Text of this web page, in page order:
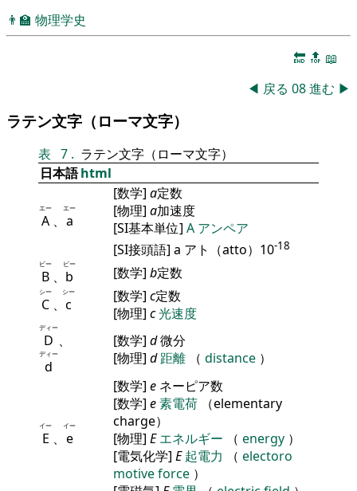
👨‍🏫 物理学史
🔚 🔝 📖
◀ 戻る 08進む ▶
ラテン文字（ローマ文字）
表 7 . ラテン文字（ローマ文字）
日本語html
A
エー
、 a
エー
[数学] a定数
[物理] a加速度
[SI基本単位] A アンペア
[SI接頭語] a アト（atto）10-18
B
ビー
、 b
ビー
[数学] b定数
C
シー
、 c
シー [数学] c定数
[物理] c光速度
D
ディー
、
d
ディー
[数学] d微分
[物理] d 距離 （ distance ）
E
イー
、 e
イー
[数学] e ネーピア数
[数学] e素電荷
（elementary
charge）
[物理] E エネルギー （ energy ）
[電気化学] E 起電力 （ electoro
motive force ）